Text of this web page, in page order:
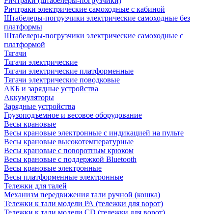
Ричтраки электрические самоходные с кабиной
Штабелеры-погрузчики электрические самоходные без
платформы
Штабелеры-погрузчики электрические самоходные с
платформой
Тягачи
Тягачи электрические
Тягачи электрические платформенные
Тягачи электрические поводковые
АКБ и зарядные устройства
Аккумуляторы
Зарядные устройства
Грузоподъемное и весовое оборудование
Весы крановые
Весы крановые электронные с индикацией на пульте
Весы крановые высокотемпературные
Весы крановые с поворотным крюком
Весы крановые с поддержкой Bluetooth
Весы крановые электронные
Весы платформенные электронные
Тележки для талей
Механизм передвижения тали ручной (кошка)
Тележки к тали модели РА (тележки для ворот)
Тележки к тали модели CD (тележки для ворот)